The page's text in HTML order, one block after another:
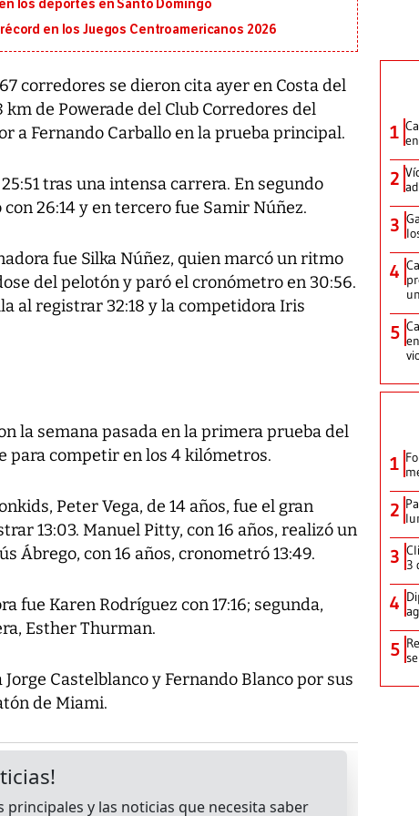
los deportes en Santo Domingo
en los Juegos Centroamericanos 2026
corredores se dieron cita ayer en Costa del
de Powerade del Club Corredores del
a Fernando Carballo en la prueba principal.
tras una intensa carrera. En segundo
26:14 y en tercero fue Samir Núñez.
fue Silka Núñez, quien marcó un ritmo
del pelotón y paró el cronómetro en 30:56.
al registrar 32:18 y la competidora Iris
la semana pasada en la primera prueba del
para competir en los 4 kilómetros.
Peter Vega, de 14 años, fue el gran
13:03. Manuel Pitty, con 16 años, realizó un
Ábrego, con 16 años, cronometró 13:49.
fue Karen Rodríguez con 17:16; segunda,
Esther Thurman.
Castelblanco y Fernando Blanco por sus
de Miami.
1
2
3
4
5
1
2
3 3
4
5